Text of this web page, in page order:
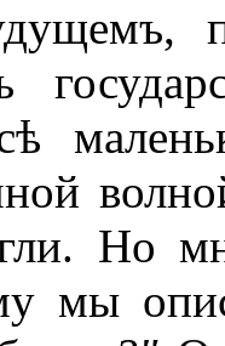
Но
мы